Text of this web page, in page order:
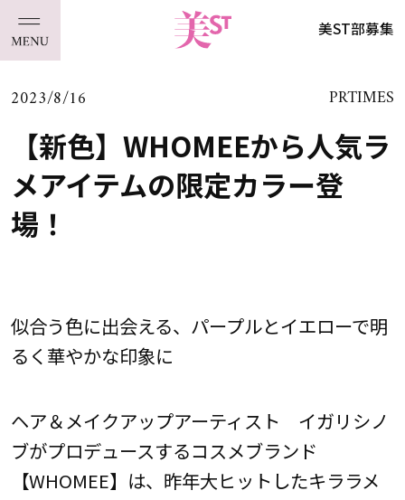
美ST部募集
2023/8/16 PRTIMES
【新色】WHOMEEから人気ラ
メアイテムの限定カラー登
場！
似合う色に出会える、パープルとイエローで明
るく華やかな印象に
ヘア＆メイクアップアーティスト イガリシノ
ブがプロデュースするコスメブランド
【WHOMEE】は、昨年大ヒットしたキララメ